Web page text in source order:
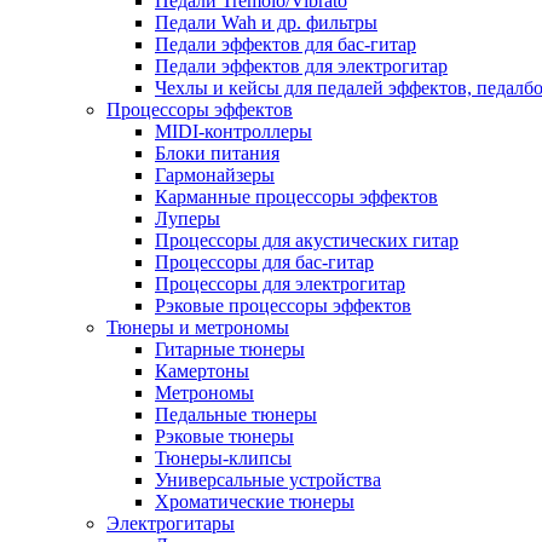
Педали Wah и др. фильтры
Педали эффектов для бас-гитар
Педали эффектов для электрогитар
Чехлы и кейсы для педалей эффектов,
Процессоры эффектов
MIDI-контроллеры
Блоки питания
Гармонайзеры
Карманные процессоры эффектов
Луперы
Процессоры для акустических гитар
Процессоры для бас-гитар
Процессоры для электрогитар
Рэковые процессоры эффектов
Тюнеры и метрономы
Гитарные тюнеры
Камертоны
Метрономы
Педальные тюнеры
Рэковые тюнеры
Тюнеры-клипсы
Универсальные устройства
Хроматические тюнеры
Электрогитары